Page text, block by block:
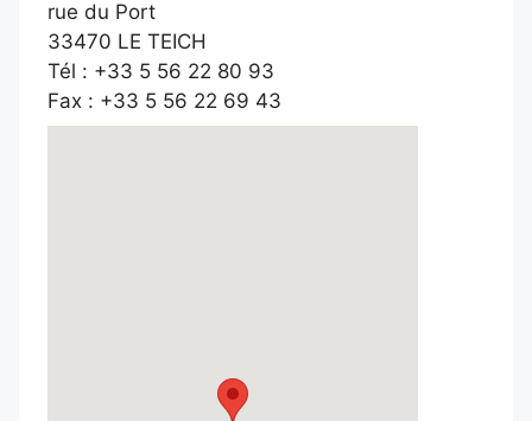
rue du Port
33470 LE TEICH
Tél : +33 5 56 22 80 93
Fax : +33 5 56 22 69 43